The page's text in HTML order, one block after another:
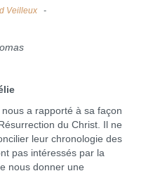
Veilleux
a rapporté à sa façon
du Christ. Il ne
leur chronologie des
pas intéressés par la
nous donner une